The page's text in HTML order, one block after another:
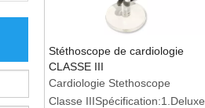
Stéthoscope de cardiologie
CLASSE III
Cardiologie Stethoscope
Classe IIISpécification:1.Deluxe